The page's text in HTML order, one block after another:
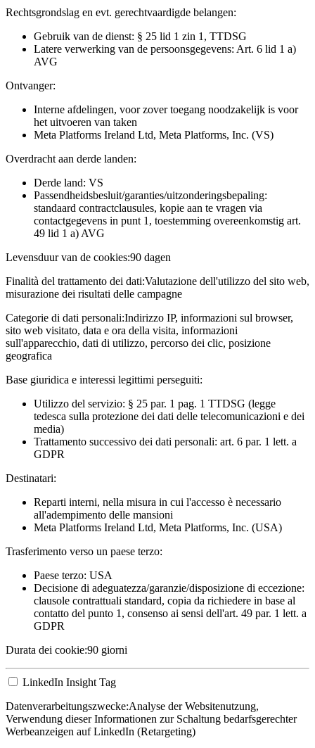
Rechtsgrondslag en evt. gerechtvaardigde belangen:
Gebruik van de dienst: § 25 lid 1 zin 1, TTDSG
Latere verwerking van de persoonsgegevens: Art. 6 lid 1 a)
AVG
Ontvanger:
Interne afdelingen, voor zover toegang noodzakelijk is voor
het uitvoeren van taken
Meta Platforms Ireland Ltd, Meta Platforms, Inc. (VS)
Overdracht aan derde landen:
Derde land: VS
Passendheidsbesluit/garanties/uitzonderingsbepaling:
standaard contractclausules, kopie aan te vragen via
contactgegevens in punt 1, toestemming overeenkomstig art.
49 lid 1 a) AVG
Levensduur van de cookies:90 dagen
Finalità del trattamento dei dati:Valutazione dell'utilizzo del sito web,
misurazione dei risultati delle campagne
Categorie di dati personali:Indirizzo IP, informazioni sul browser,
sito web visitato, data e ora della visita, informazioni
sull'apparecchio, dati di utilizzo, percorso dei clic, posizione
geografica
Base giuridica e interessi legittimi perseguiti:
Utilizzo del servizio: § 25 par. 1 pag. 1 TTDSG (legge
tedesca sulla protezione dei dati delle telecomunicazioni e dei
media)
Trattamento successivo dei dati personali: art. 6 par. 1 lett. a
GDPR
Destinatari:
Reparti interni, nella misura in cui l'accesso è necessario
all'adempimento delle mansioni
Meta Platforms Ireland Ltd, Meta Platforms, Inc. (USA)
Trasferimento verso un paese terzo:
Paese terzo: USA
Decisione di adeguatezza/garanzie/disposizione di eccezione:
clausole contrattuali standard, copia da richiedere in base al
contatto del punto 1, consenso ai sensi dell'art. 49 par. 1 lett. a
GDPR
Durata dei cookie:90 giorni
LinkedIn Insight Tag
Datenverarbeitungszwecke:Analyse der Websitenutzung,
Verwendung dieser Informationen zur Schaltung bedarfsgerechter
Werbeanzeigen auf LinkedIn (Retargeting)